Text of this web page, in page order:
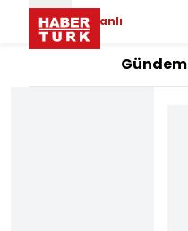
Canlı
Gündem